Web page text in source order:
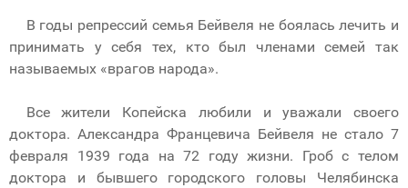
В годы репрессий семья Бейвеля не боялась лечить и
принимать у себя тех, кто был членами семей так
называемых «врагов народа».
Все жители Копейска любили и уважали своего
доктора. Александра Францевича Бейвеля не стало 7
февраля 1939 года на 72 году жизни. Гроб с телом
доктора и бывшего городского головы Челябинска